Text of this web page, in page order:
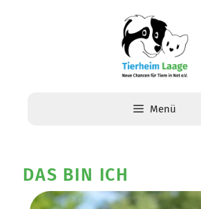
Menü
DAS BIN ICH